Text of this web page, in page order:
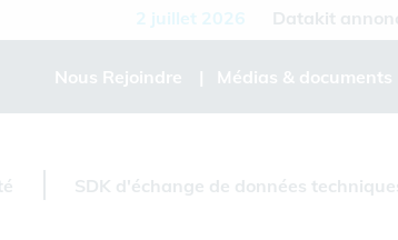
2 juillet 2026 Datakit annonce la
Nous Rejoindre Médias & documents
SDK d'échange de données